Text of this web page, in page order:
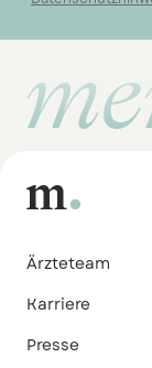
Ärzteteam
Karriere
Presse